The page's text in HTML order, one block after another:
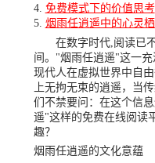
免费模式下的价值思考
烟雨任逍遥中的心灵
在数字时代,阅读已
间。"烟雨任逍遥"这一
现代人在虚拟世界中自
上无拘无束的逍遥，当
们不禁要问：在这个信
遥"这样的免费在线阅读
趣？
烟雨任逍遥的文化意蕴